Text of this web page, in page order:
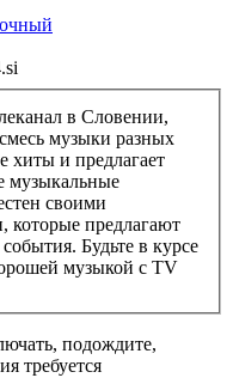
в Словении,
музыки разных
хиты и предлагает
музыкальные
своими
предлагают
Будьте в курсе
музыкой с TV
подождите,
требуется